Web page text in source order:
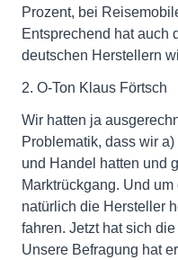
Prozent, bei
Entsprechend hat auch
deutschen Herstellern
2. O-Ton Klaus Förtsch
Wir hatten ja
Problematik, dass wir
und Handel hatten und
Marktrückgang. Und
natürlich die Hersteller
fahren. Jetzt hat sich
Unsere Befragung hat